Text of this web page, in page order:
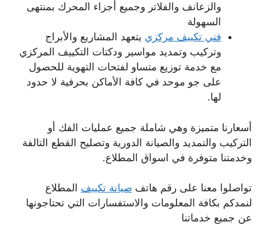
والزعانف والفلاتر وجميع أجزاء المحرك بمنتهى
السهولة
فني تكييف مركزي يتعهد المشاريع والأبراج
وتركيب وتمديد مواسير ودكتات التكييف المركزي
مع خدمة توزيع متساو لفتحات التهوية للحصول
على جو موحد في كافة الأماكن بحرفية لا حدود
لها.
أسعارنا متميزة وهي شاملة جميع عمليات الفك أو
التركيب والتمديد والصيانة الدورية وتصليح القطع التالفة
وخدمتنا متوفرة في اسواق المطلاع.
تواصلوا معنا على رقم هاتف صيانة تكييف المطلاع
لنمدكم بكافة المعلومات والاستفسارات التي تحتاجونها
عن جميع خدماتنا